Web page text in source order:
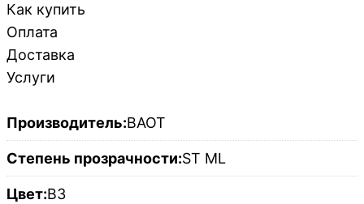
Как купить
Оплата
Доставка
Услуги
Производитель:BAOT
Степень прозрачности:ST ML
Цвет:B3